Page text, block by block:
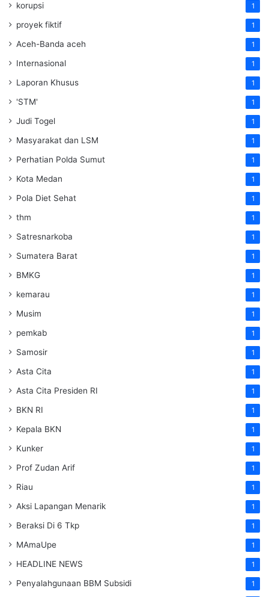
korupsi 1
proyek fiktif 1
Aceh-Banda aceh 1
Internasional 1
Laporan Khusus 1
'STM' 1
Judi Togel 1
Masyarakat dan LSM 1
Perhatian Polda Sumut 1
Kota Medan 1
Pola Diet Sehat 1
thm 1
Satresnarkoba 1
Sumatera Barat 1
BMKG 1
kemarau 1
Musim 1
pemkab 1
Samosir 1
Asta Cita 1
Asta Cita Presiden RI 1
BKN RI 1
Kepala BKN 1
Kunker 1
Prof Zudan Arif 1
Riau 1
Aksi Lapangan Menarik 1
Beraksi Di 6 Tkp 1
MAmaUpe 1
HEADLINE NEWS 1
Penyalahgunaan BBM Subsidi 1